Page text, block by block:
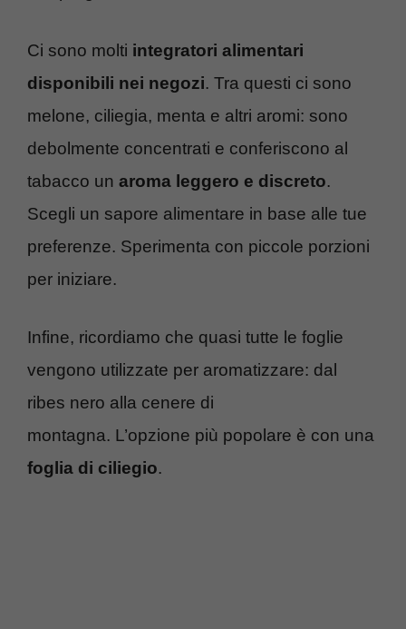
Ci sono molti integratori alimentari
disponibili nei negozi. Tra questi ci sono
melone, ciliegia, menta e altri aromi: sono
debolmente concentrati e conferiscono al
tabacco un aroma leggero e discreto.
Scegli un sapore alimentare in base alle tue
preferenze. Sperimenta con piccole porzioni
per iniziare.
Infine, ricordiamo che quasi tutte le foglie
vengono utilizzate per aromatizzare: dal
ribes nero alla cenere di
montagna. L’opzione più popolare è con una
foglia di ciliegio.